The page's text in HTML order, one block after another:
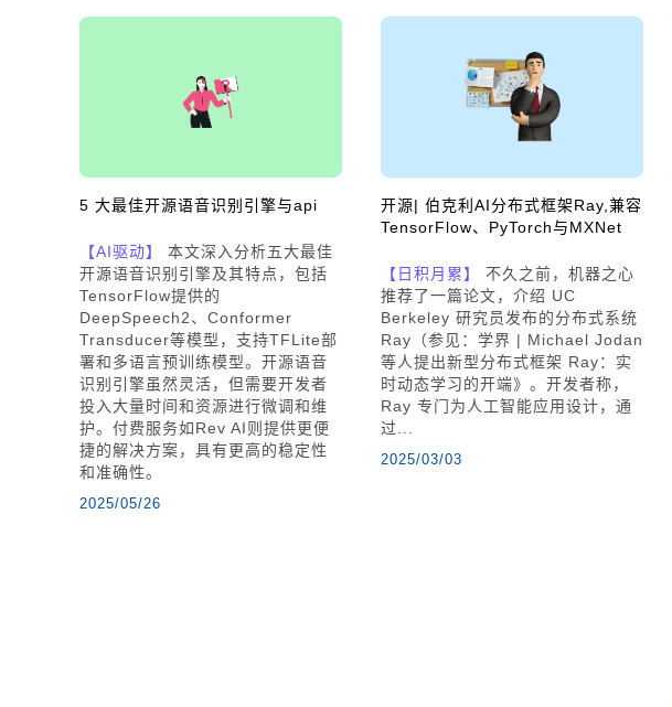
5 大最佳开源语音识别引擎与api
【AI驱动】
本文深入分析五大最佳
开源语音识别引擎及其特点，包括
TensorFlow提供的
DeepSpeech2、Conformer
Transducer等模型，支持TFLite部
署和多语言预训练模型。开源语音
识别引擎虽然灵活，但需要开发者
投入大量时间和资源进行微调和维
护。付费服务如Rev AI则提供更便
捷的解决方案，具有更高的稳定性
和准确性。
2025/05/26
开源| 伯克利AI分布式框架Ray,兼容
TensorFlow、PyTorch与MXNet
【日积月累】
不久之前，机器之心
推荐了一篇论文，介绍 UC
Berkeley 研究员发布的分布式系统
Ray（参见：学界 | Michael Jodan
等人提出新型分布式框架 Ray：实
时动态学习的开端》。开发者称，
Ray 专门为人工智能应用设计，通
过...
2025/03/03